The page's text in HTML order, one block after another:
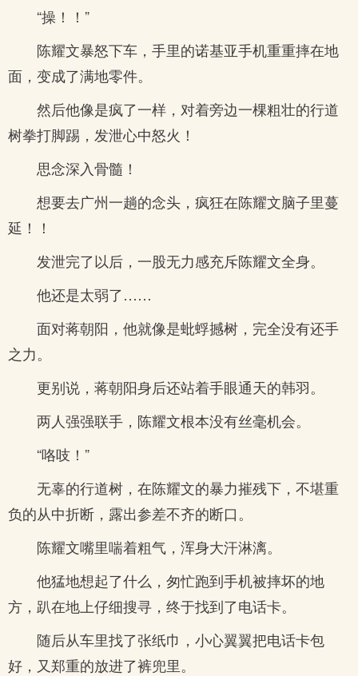
“操！！”
陈耀文暴怒下车，手里的诺基亚手机重重摔在地
面，变成了满地零件。
然后他像是疯了一样，对着旁边一棵粗壮的行道
树拳打脚踢，发泄心中怒火！
思念深入骨髓！
想要去广州一趟的念头，疯狂在陈耀文脑子里蔓
延！！
发泄完了以后，一股无力感充斥陈耀文全身。
他还是太弱了……
面对蒋朝阳，他就像是蚍蜉撼树，完全没有还手
之力。
更别说，蒋朝阳身后还站着手眼通天的韩羽。
两人强强联手，陈耀文根本没有丝毫机会。
“咯吱！”
无辜的行道树，在陈耀文的暴力摧残下，不堪重
负的从中折断，露出参差不齐的断口。
陈耀文嘴里喘着粗气，浑身大汗淋漓。
他猛地想起了什么，匆忙跑到手机被摔坏的地
方，趴在地上仔细搜寻，终于找到了电话卡。
随后从车里找了张纸巾，小心翼翼把电话卡包
好，又郑重的放进了裤兜里。